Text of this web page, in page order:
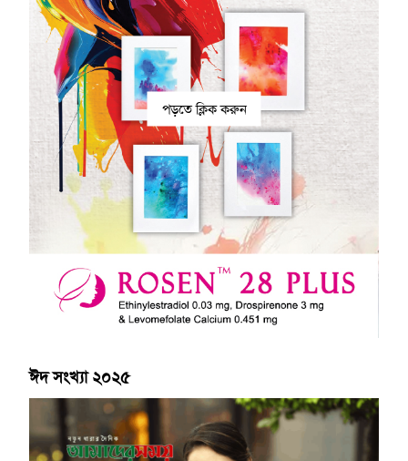
পড়তে ক্লিক করুন
ঈদ সংখ্যা ২০২৫